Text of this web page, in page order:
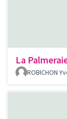
La
ROBICHON